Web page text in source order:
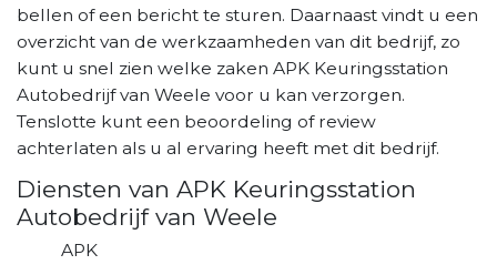
bellen of een bericht te sturen. Daarnaast vindt u een
overzicht van de werkzaamheden van dit bedrijf, zo
kunt u snel zien welke zaken APK Keuringsstation
Autobedrijf van Weele voor u kan verzorgen.
Tenslotte kunt een beoordeling of review
achterlaten als u al ervaring heeft met dit bedrijf.
Diensten van APK Keuringsstation
Autobedrijf van Weele
APK